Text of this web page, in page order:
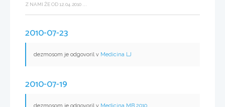
Z NAMI ŽE OD 12.04.2010 ...
2010-07-23
dezmosom je odgovoril v Medicina LJ
2010-07-19